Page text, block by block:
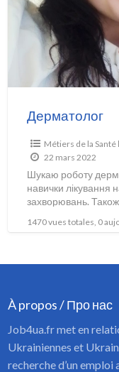
Дерматолог
Métiers de la Santé
22 mars 2022
Шукаю роботу
навички лікування
захворювань. Також
1470 vues totales, 0
À propos / Про нас
Job4ua.fr met en
Ukrainiennes et
recherche d’un